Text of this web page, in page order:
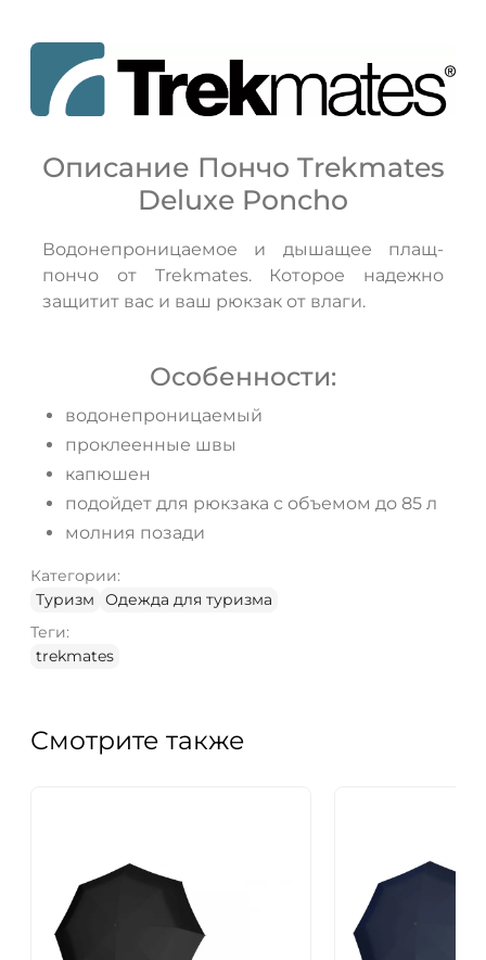
Описание Пончо Trekmates
Deluxe Poncho
Водонепроницаемое и дышащее плащ-
пончо от Trekmates. Которое надежно
защитит вас и ваш рюкзак от влаги.
Особенности:
водонепроницаемый
проклеенные швы
капюшен
подойдет для рюкзака с объемом до 85 л
молния позади
Категории:
Туризм
Одежда для туризма
Теги:
trekmates
Смотрите также